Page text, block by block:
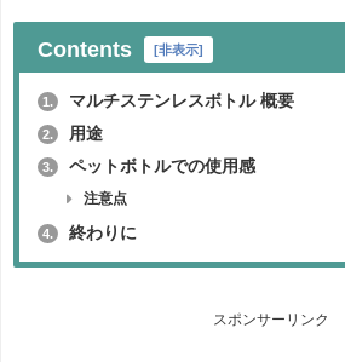
Contents [非表示]
1. マルチステンレスボトル 概要
2. 用途
3. ペットボトルでの使用感
注意点
4. 終わりに
スポンサーリンク